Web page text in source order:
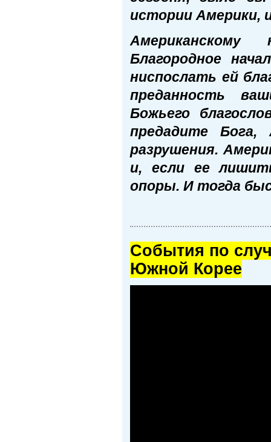
истории Америки,
Благородное
ниспослать ей
преданность
Божьего
предадите
разрушения.
и, если ее
опоры. И тогда
Cобытия по
Южной Корее